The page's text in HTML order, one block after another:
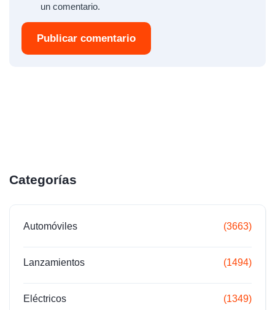
un comentario.
Publicar comentario
Categorías
Automóviles (3663)
Lanzamientos (1494)
Eléctricos (1349)